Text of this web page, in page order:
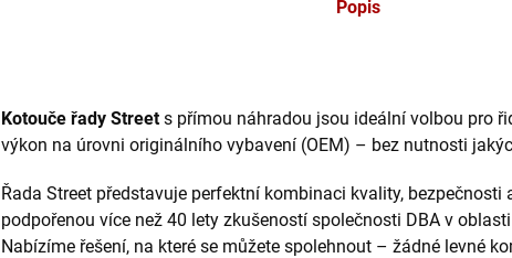
Popis
Kotouče řady Streets přímou náhradou jsou ideální volbou pro
výkon na úrovni originálního vybavení (OEM) – bez nutnosti
Řada Street představuje perfektní kombinaci kvality, bezpečnosti
podpořenou více než 40 lety zkušeností společnosti DBA v
Nabízíme řešení, na které se můžete spolehnout – žádné levné